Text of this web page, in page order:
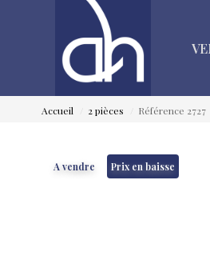
Accueil 2 pièces Référence 2727
A vendre Prix en baisse